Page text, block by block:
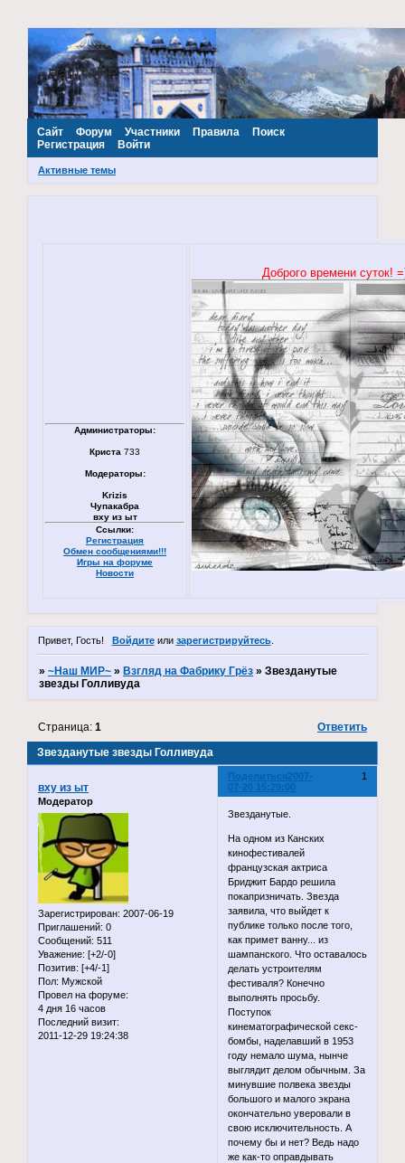
~Наш МИР~
Сайт Форум Участники Правила
Поиск
Регистрация
Войти
Активные темы
Администраторы:
Криста 733
Модераторы:
Krizis
Чупакабра
вху из ыт
Ссылки:
Регистрация
Обмен сообщениями!!!
Игры на форуме
Новости
Доброго времени суток!
Привет, Гость! Войдитеили зарегистрируйтесь.
»~Наш МИР~ » Взгляд на Фабрику Грёз »Звезданутые
звезды Голливуда
Звезданутые звезды Голливуда
Страница:1 Ответить
Поделиться 1
2007-
07-20 15:29:00
вху из ыт
Модератор
Зарегистрирован: 2007-06-19
Приглашений: 0
Сообщений: 511
Уважение: [+2/-0]
Позитив: [+4/-1]
Пол: Мужской
Провел на форуме:
4 дня 16 часов
Последний визит:
2011-12-29 19:24:38
Звезданутые.
На одном из Канских
кинофестивалей
французская актриса
Бриджит Бардо решила
покапризничать. Звезда
заявила, что выйдет к
публике только после того,
как примет ванну... из
шампанского. Что оставалось
делать устроителям
фестиваля? Конечно
выполнять просьбу.
Поступок
кинематографической секс-
бомбы, наделавший в 1953
году немало шума, нынче
выглядит делом обычным. За
минувшие полвека звезды
большого и малого экрана
окончательно уверовали в
свою исключительность. А
почему бы и нет? Ведь надо
же как-то оправдывать